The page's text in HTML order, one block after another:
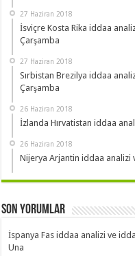
27 Haziran 2018
İsviçre Kosta Rika iddaa
Çarşamba
27 Haziran 2018
Sırbistan Brezilya iddaa
Çarşamba
26 Haziran 2018
İzlanda Hırvatistan iddaa
26 Haziran 2018
Nijerya Arjantin iddaa analizi
Son Yorumlar
İspanya Fas iddaa analizi ve
Una